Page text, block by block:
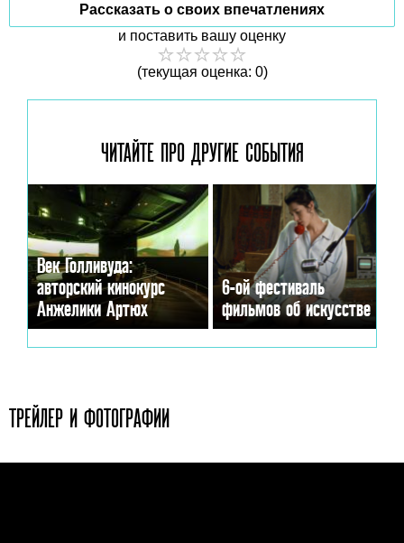
Рассказать о своих впечатлениях
и поставить вашу оценку
(текущая оценка: 0)
ЧИТАЙТЕ ПРО ДРУГИЕ СОБЫТИЯ
Век Голливуда:
авторский кинокурс
Анжелики Артюх
6-ой фестиваль
фильмов об искусстве
ТРЕЙЛЕР И ФОТОГРАФИИ